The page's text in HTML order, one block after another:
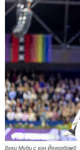
Беки Муди с кон Йегербомб